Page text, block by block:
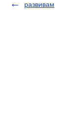
развивам